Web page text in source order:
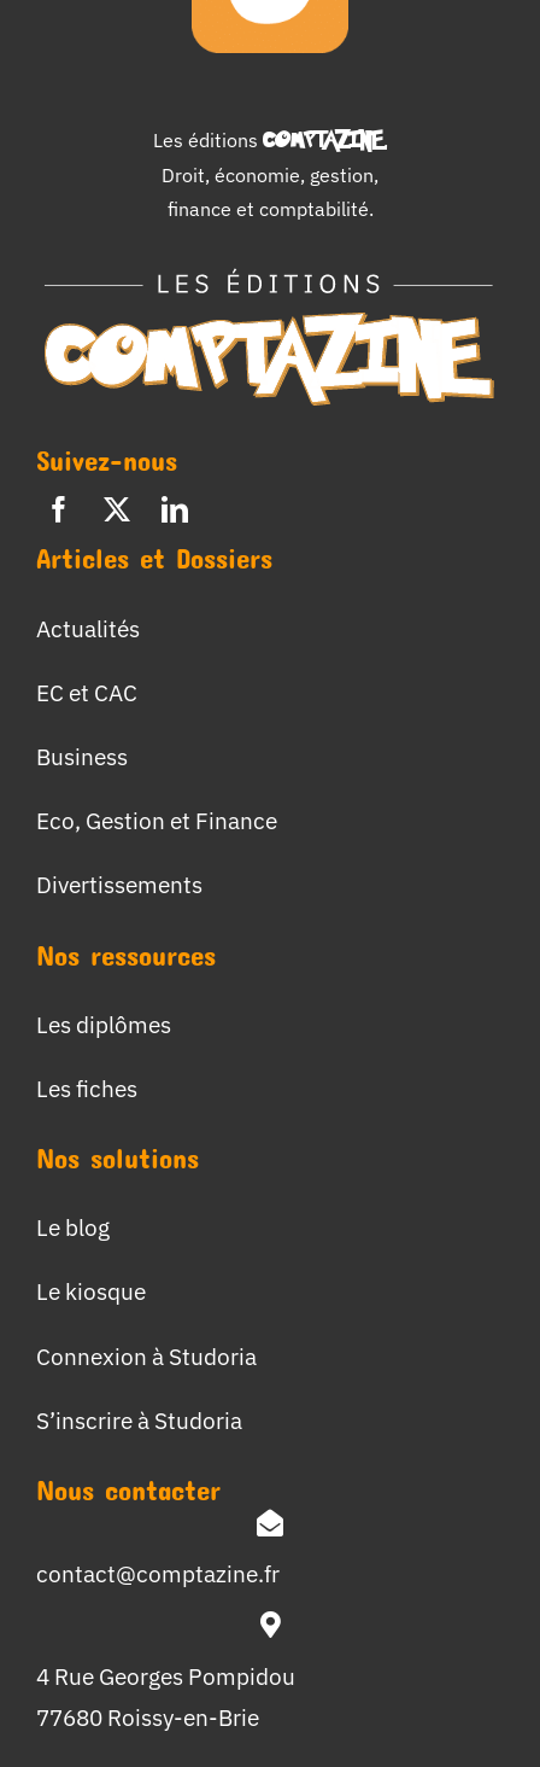
Les éditions COMPTAZINE.
Droit, économie, gestion,
finance et comptabilité.
Suivez-nous
Articles et Dossiers
Actualités
EC et CAC
Business
Eco, Gestion et Finance
Divertissements
Nos ressources
Les diplômes
Les fiches
Nos solutions
Le blog
Le kiosque
Connexion à Studoria
S’inscrire à Studoria
Nous contacter
contact@comptazine.fr
4 Rue Georges Pompidou
77680 Roissy-en-Brie